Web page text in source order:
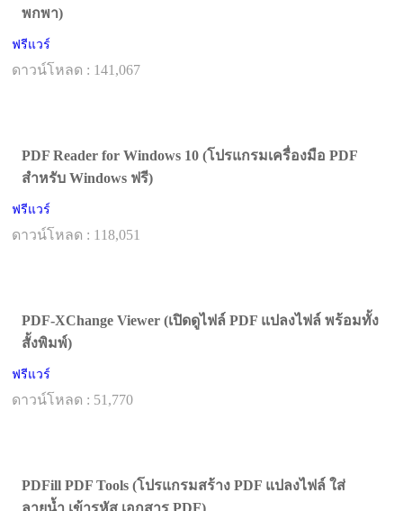
พกพา)
ฟรีแวร์
ดาวน์โหลด : 141,067
PDF Reader for Windows 10 (โปรแกรมเครื่องมือ PDF
สำหรับ Windows ฟรี)
ฟรีแวร์
ดาวน์โหลด : 118,051
PDF-XChange Viewer (เปิดดูไฟล์ PDF แปลงไฟล์ พร้อมทั้ง
สั้งพิมพ์)
ฟรีแวร์
ดาวน์โหลด : 51,770
PDFill PDF Tools (โปรแกรมสร้าง PDF แปลงไฟล์ ใส่
ลายน้ำ เข้ารหัส เอกสาร PDF)